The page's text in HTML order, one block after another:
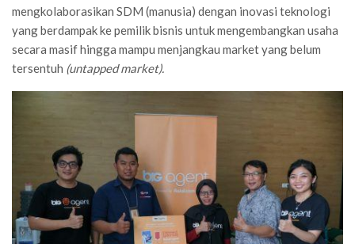
mengkolaborasikan SDM (manusia) dengan inovasi teknologi
yang berdampak ke pemilik bisnis untuk mengembangkan usaha
secara masif hingga mampu menjangkau market yang belum
tersentuh (untapped market).